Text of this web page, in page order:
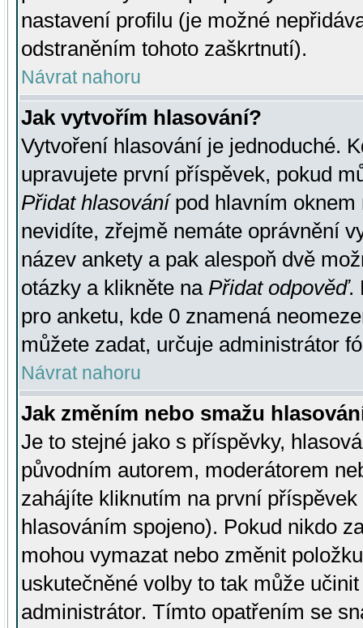
nastavení profilu (je možné
odstraněním tohoto zaškrtnutí).
Návrat nahoru
Jak vytvořím hlasování?
Vytvoření hlasování je jednoduché.
upravujete první příspěvek, pokud
Přidat hlasovánípod hlavním oknem
nevidíte, zřejmě nemáte oprávnění
název ankety a pak alespoň dvě
otázky a klikněte na Přidat odpověď.
pro anketu, kde 0 znamená
můžete zadat, určuje administrátor
Návrat nahoru
Jak změním nebo smažu
Je to stejné jako s příspěvky,
původním autorem, moderátorem
zahájíte kliknutím na první
hlasováním spojeno). Pokud nikdo
mohou vymazat nebo změnit
uskutečněné volby to tak může
administrátor. Tímto opatřením se